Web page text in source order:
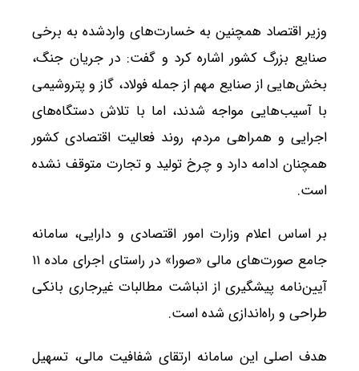
وزیر اقتصاد همچنین به خسارت‌های واردشده به برخی
صنایع بزرگ کشور اشاره کرد و گفت: در جریان جنگ،
بخش‌هایی از صنایع مهم از جمله فولاد، گاز و پتروشیمی
با آسیب‌هایی مواجه شدند، اما با تلاش دستگاه‌های
اجرایی و همراهی مردم، روند فعالیت اقتصادی کشور
همچنان ادامه دارد و چرخ تولید و تجارت متوقف نشده
است.
بر اساس اعلام وزارت امور اقتصادی و دارایی، سامانه
جامع صورت‌های مالی «صورا» در راستای اجرای ماده ۱۱
آیین‌نامه پیشگیری از انباشت مطالبات غیرجاری بانکی
طراحی و راه‌اندازی شده است.
هدف اصلی این سامانه ارتقای شفافیت مالی، تسهیل